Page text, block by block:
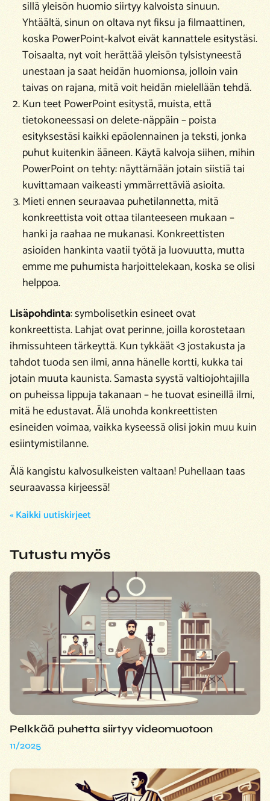
sillä yleisön huomio siirtyy kalvoista sinuun.
Yhtäältä, sinun on oltava nyt fiksu ja filmaattinen,
koska PowerPoint-kalvot eivät kannattele esitystäsi.
Toisaalta, nyt voit herättää yleisön tylsistyneestä
unestaan ja saat heidän huomionsa, jolloin vain
taivas on rajana, mitä voit heidän mielellään tehdä.
Kun teet PowerPoint esitystä, muista, että
tietokoneessasi on delete-näppäin – poista
esityksestäsi kaikki epäolennainen ja teksti, jonka
puhut kuitenkin ääneen. Käytä kalvoja siihen, mihin
PowerPoint on tehty: näyttämään jotain siistiä tai
kuvittamaan vaikeasti ymmärrettäviä asioita.
Mieti ennen seuraavaa puhetilannetta, mitä
konkreettista voit ottaa tilanteeseen mukaan –
hanki ja raahaa ne mukanasi. Konkreettisten
asioiden hankinta vaatii työtä ja luovuutta, mutta
emme me puhumista harjoittelekaan, koska se olisi
helppoa.
Lisäpohdinta: symbolisetkin esineet ovat
konkreettista. Lahjat ovat perinne, joilla korostetaan
ihmissuhteen tärkeyttä. Kun tykkäät <3 jostakusta ja
tahdot tuoda sen ilmi, anna hänelle kortti, kukka tai
jotain muuta kaunista. Samasta syystä valtiojohtajilla
on puheissa lippuja takanaan – he tuovat esineillä ilmi,
mitä he edustavat. Älä unohda konkreettisten
esineiden voimaa, vaikka kyseessä olisi jokin muu kuin
esiintymistilanne.
Älä kangistu kalvosulkeisten valtaan! Puhellaan taas
seuraavassa kirjeessä!
« Kaikki uutiskirjeet
Tutustu myös
Pelkkää puhetta siirtyy videomuotoon
11/2025